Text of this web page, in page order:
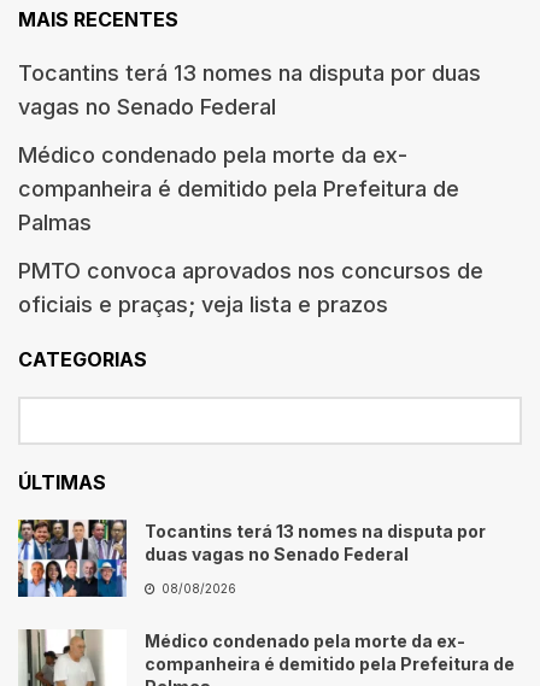
MAIS RECENTES
Tocantins terá 13 nomes na disputa por duas
vagas no Senado Federal
Médico condenado pela morte da ex-
companheira é demitido pela Prefeitura de
Palmas
PMTO convoca aprovados nos concursos de
oficiais e praças; veja lista e prazos
CATEGORIAS
ÚLTIMAS
Tocantins terá 13 nomes na disputa por
duas vagas no Senado Federal
08/08/2026
Médico condenado pela morte da ex-
companheira é demitido pela Prefeitura de